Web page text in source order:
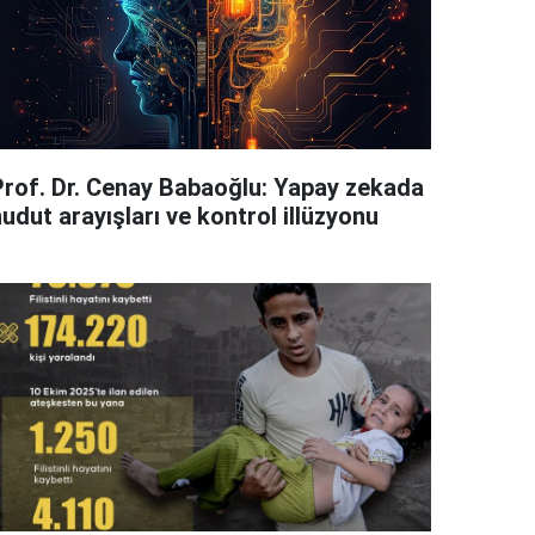
Dr. Cenay Babaoğlu: Yapay zekada
arayışları ve kontrol illüzyonu